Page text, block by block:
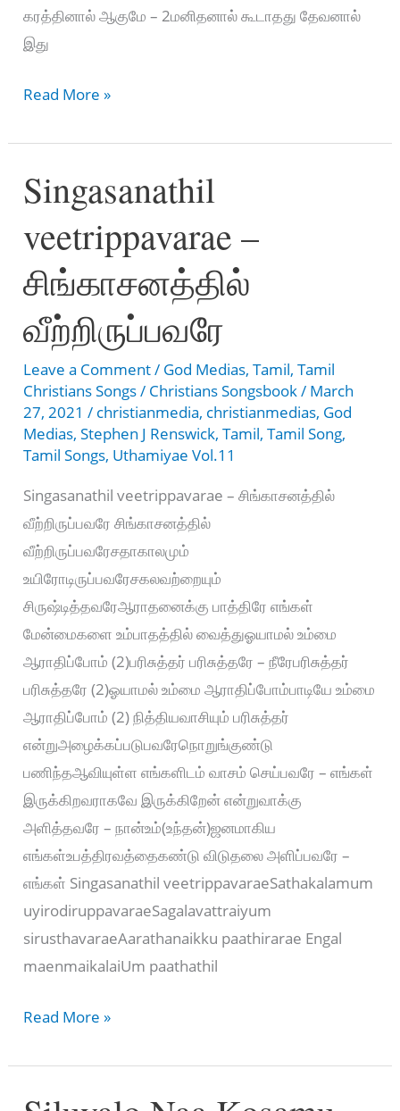
கரத்தினால் ஆகுமே – 2மனிதனால் கூடாதது தேவனால்
இது
Naam
kudadha
–
நாம்
கிரகிக்ககூடாத
Read More »
Singasanathil
veetrippavarae –
சிங்காசனத்தில்
வீற்றிருப்பவரே
Leave a Comment/ God Medias,Tamil,Tamil
Christians Songs/ Christians Songsbook/ March
27, 2021/ christianmedia, christianmedias, God
Medias,Stephen J Renswick,Tamil,Tamil Song,
Tamil Songs, Uthamiyae Vol.11
Singasanathil veetrippavarae – சிங்காசனத்தில்
வீற்றிருப்பவரே சிங்காசனத்தில்
வீற்றிருப்பவரேசதாகாலமும்
உயிரோடிருப்பவரேசகலவற்றையும்
சிருஷ்டித்தவரேஆராதனைக்கு பாத்திரே எங்கள்
மேன்மைகளை உம்பாதத்தில் வைத்துஓயாமல் உம்மை
ஆராதிப்போம் (2)பரிசுத்தர் பரிசுத்தரே – நீரேபரிசுத்தர்
பரிசுத்தரே (2)ஓயாமல் உம்மை ஆராதிப்போம்பாடியே உம்மை
ஆராதிப்போம் (2) நித்தியவாசியும் பரிசுத்தர்
என்றுஅழைக்கப்படுபவரேநொறுங்குண்டு
பணிந்தஆவியுள்ள எங்களிடம் வாசம் செய்பவரே – எங்கள்
இருக்கிறவராகவே இருக்கிறேன் என்றுவாக்கு
அளித்தவரே – நான்உம்(உந்தன்)ஜனமாகிய
எங்கள்உபத்திரவத்தைகண்டு விடுதலை அளிப்பவரே –
எங்கள் Singasanathil veetrippavaraeSathakalamum
uyirodiruppavaraeSagalavattraiyum
sirusthavaraeAarathanaikku paathirarae Engal
maenmaikalaiUm paathathil
Singasanathil
–
சிங்காசனத்தில்
Read More »